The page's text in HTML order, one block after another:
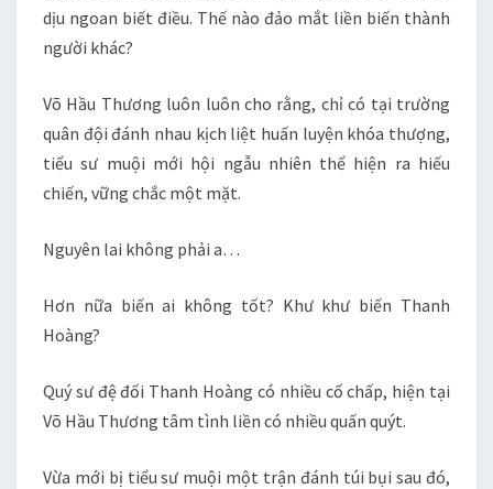
dịu ngoan biết điều. Thế nào đảo mắt liền biến thành
người khác?
Võ Hầu Thương luôn luôn cho rằng, chỉ có tại trường
quân đội đánh nhau kịch liệt huấn luyện khóa thượng,
tiểu sư muội mới hội ngẫu nhiên thể hiện ra hiếu
chiến, vững chắc một mặt.
Nguyên lai không phải a…
Hơn nữa biến ai không tốt? Khư khư biến Thanh
Hoàng?
Quý sư đệ đối Thanh Hoàng có nhiều cố chấp, hiện tại
Võ Hầu Thương tâm tình liền có nhiều quấn quýt.
Vừa mới bị tiểu sư muội một trận đánh túi bụi sau đó,